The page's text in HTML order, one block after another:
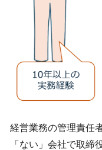
経営業務の管理責任
「ない」会社で取締